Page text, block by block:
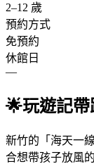
2–12 歲
預約方式
免預約
休館日
—
🌟玩遊記帶
新竹的「海天一
合想帶孩子放風